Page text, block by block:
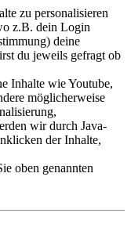
zu personalisieren
z.B. dein Login
deine
du jeweils gefragt ob
Inhalte wie Youtube,
möglicherweise
wir durch Java-
der Inhalte,
oben genannten